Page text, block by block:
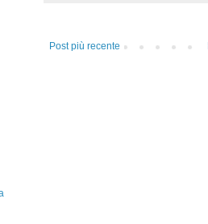
Post più recente